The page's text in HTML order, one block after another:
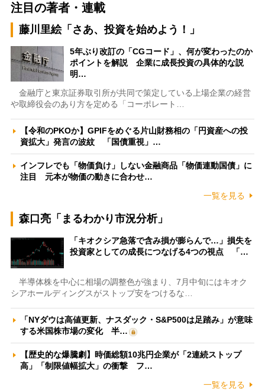
注目の著者・連載
藤川里絵「さあ、投資を始めよう！」
5年ぶり改訂の「CGコード」、何が変わったのか
ポイントを解説 企業に成長投資の具体的な説
明…
金融庁と東京証券取引所が共同で策定している上場企業の経営
や取締役会のあり方を定める「コーポレート…
【令和のPKOか】GPIFをめぐる片山財務相の「円資産への投
資拡大」発言の波紋 「国債重視」…
インフレでも「物価負け」しない金融商品「物価連動国債」に
注目 元本が物価の動きに合わせ…
一覧を見る
森口亮「まるわかり市況分析」
「キオクシア急落で含み損が膨らんで…」損失を
投資家としての成長につなげる4つの視点 「…
半導体株を中心に相場の調整色が強まり、7月中旬にはキオク
シアホールディングスがストップ安をつけるな…
「NYダウは高値更新、ナスダック・S&P500は足踏み」が意味
する米国株市場の変化 半…
【歴史的な爆騰劇】時価総額10兆円企業が「2連続ストップ
高」「制限値幅拡大」の衝撃 フ…
一覧を見る